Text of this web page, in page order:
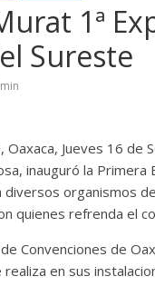
1ª
Sureste
Oaxaca, Jueves 16
inauguró la
organismos
quienes refrenda el
Convenciones de
en sus